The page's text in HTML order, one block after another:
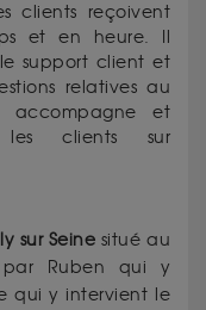
clients reçoivent
et en heure. Il
support client et
relatives au
accompagne et
les clients sur
sur Seine situé au
Ruben qui y
qui y intervient le